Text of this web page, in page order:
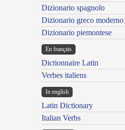
Dizionario spagnolo
Dizionario greco moderno
Dizionario piemontese
En français
Dictionnaire Latin
Verbes italiens
In english
Latin Dictionary
Italian Verbs